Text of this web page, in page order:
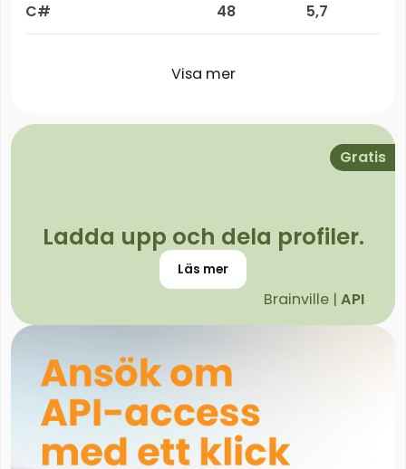
C# 48 5,7
Visa mer
Gratis
Ladda upp och dela profiler.
Läs mer
Brainville | API